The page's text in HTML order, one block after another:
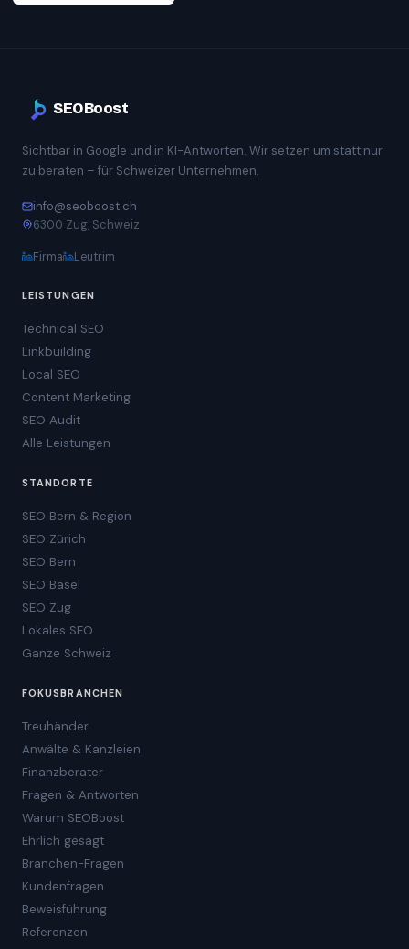
SEOBoost
Sichtbar in Google und in KI-Antworten. Wir setzen um statt nur
zu beraten – für Schweizer Unternehmen.
info@seoboost.ch
6300 Zug, Schweiz
Firma Leutrim
LEISTUNGEN
Technical SEO
Linkbuilding
Local SEO
Content Marketing
SEO Audit
Alle Leistungen
STANDORTE
SEO Bern & Region
SEO Zürich
SEO Bern
SEO Basel
SEO Zug
Lokales SEO
Ganze Schweiz
FOKUSBRANCHEN
Treuhänder
Anwälte & Kanzleien
Finanzberater
Fragen & Antworten
Warum SEOBoost
Ehrlich gesagt
Branchen-Fragen
Kundenfragen
Beweisführung
Referenzen